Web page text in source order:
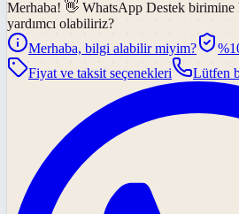
Merhaba! 👋 WhatsApp Destek birimine
yardımcı olabiliriz?
Merhaba, bilgi alabilir miyim?
Fiyat ve taksit seçenekleri
Lütfen